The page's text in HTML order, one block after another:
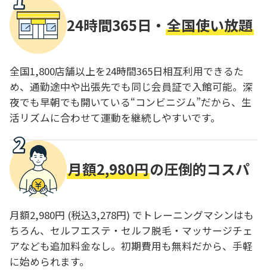
24時間365日・ 全国使い放題
全国1,800店舗以上を24時間365日相互利用できるた
め、通勤途中や出張先でも同じ会員証で入館可能。深
夜でも早朝でも開いている“コンビニジム”だから、生
活リズムに合わせて運動を継続しやすいです。
月額2,980円の圧倒的コスパ
月額2,980円 (税込3,278円) でトレーニングマシンはも
ちろん、セルフエステ・セルフ脱毛・マッサージチェ
アなども追加料金なし。初期費用も無料だから、手軽
に始められます。